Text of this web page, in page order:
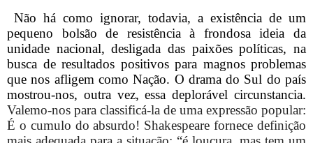
Não há como ignorar, todavia, a existência de um
pequeno bolsão de resistência à frondosa ideia da
unidade nacional, desligada das paixões políticas, na
busca de resultados positivos para magnos problemas
que nos afligem como Nação. O drama do Sul do país
mostrou-nos, outra vez, essa deplorável circunstancia.
Valemo-nos para classificá-la de uma expressão popular:
É o cumulo do absurdo! Shakespeare fornece definição